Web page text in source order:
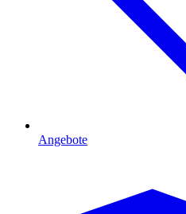
Angebote